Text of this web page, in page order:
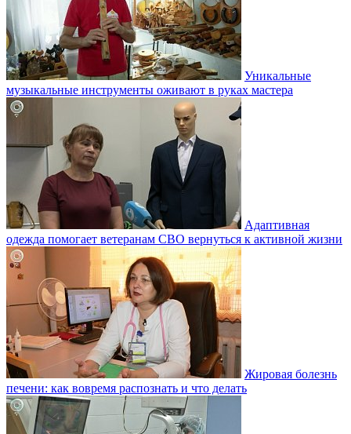
Уникальные
музыкальные инструменты оживают в руках мастера
Адаптивная
одежда помогает ветеранам СВО вернуться к активной жизни
Жировая болезнь
печени: как вовремя распознать и что делать